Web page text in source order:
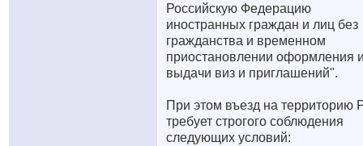
Российскую Федерацию
иностранных граждан и лиц без
гражданства и временном
приостановлении оформления
выдачи виз и приглашений".
При этом въезд на территорию
требует строгого соблюдения
следующих условий: